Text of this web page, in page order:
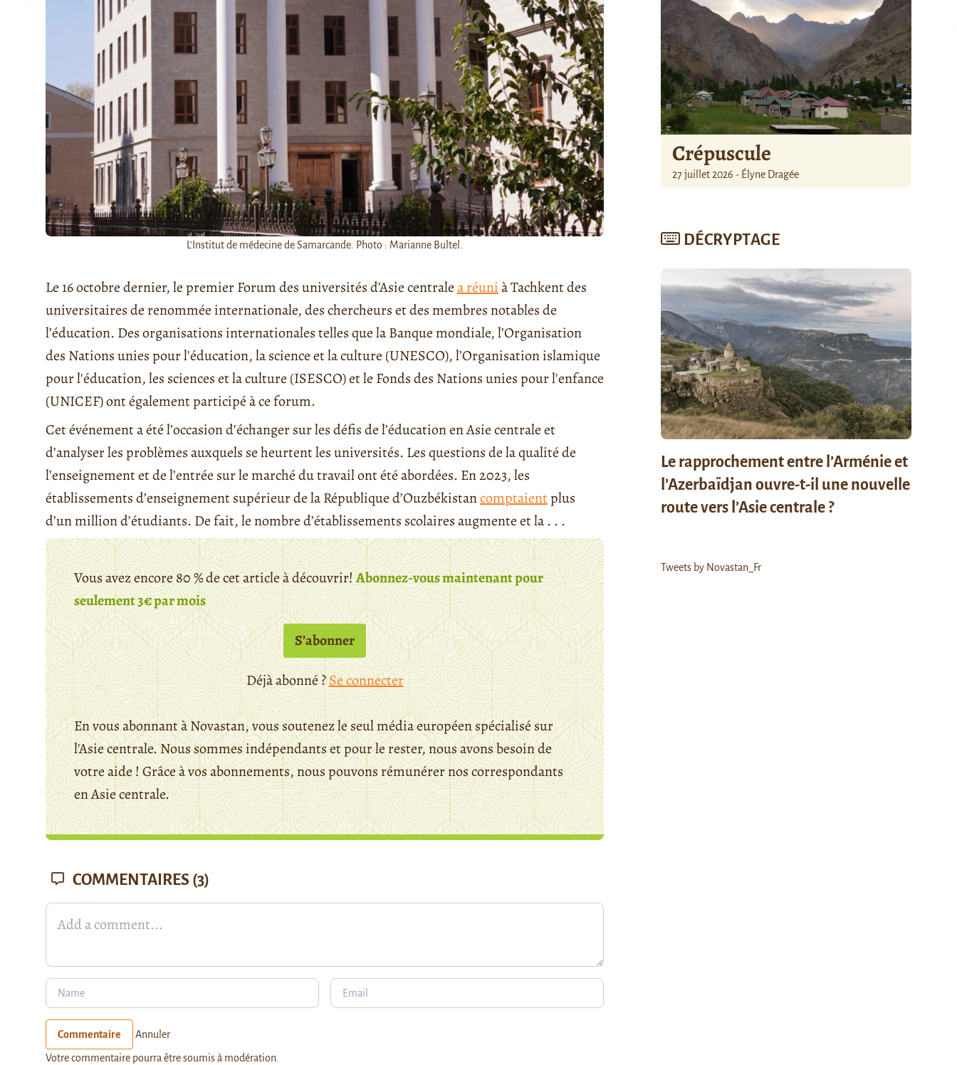
L'Institut de médecine de Samarcande. Photo : Marianne Bultel.
Le 16 octobre dernier, le premier Forum des universités d’Asie centralea réunià Tachkent des
universitaires de renommée internationale, des chercheurs et des membres notables de
l’éducation. Des organisations internationales telles que la Banque mondiale, l’Organisation
des Nations unies pour l'éducation, la science et la culture (UNESCO), l’Organisation islamique
pour l'éducation, les sciences et la culture (ISESCO) et le Fonds des Nations unies pour l'enfance
(UNICEF) ont également participé à ce forum.
Cet événement a été l’occasion d’échanger sur les défis de l’éducation en Asie centrale et
d’analyser les problèmes auxquels se heurtent les universités. Les questions de la qualité de
l’enseignement et de l’entrée sur le marché du travail ont été abordées. En 2023, les
établissements d’enseignement supérieur de la République d’Ouzbékistancomptaientplus
d’un million d’étudiants. De fait, le nombre d’établissements scolaires augmente et la . . .
Vous avez encore 80 % de cet article à découvrir!Abonnez-vous maintenant pour
seulement 3€ par mois
S’abonner
Déjà abonné ?Se connecter
En vous abonnant à Novastan, vous soutenez le seul média européen spécialisé sur
l'Asie centrale. Nous sommes indépendants et pour le rester, nous avons besoin de
votre aide ! Grâce à vos abonnements, nous pouvons rémunérer nos correspondants
en Asie centrale.
Crépuscule
27 juillet 2026 - Élyne Dragée
DÉCRYPTAGE
Le rapprochement entre l’Arménie et
l’Azerbaïdjan ouvre-t-il une nouvelle
route vers l’Asie centrale ?
Tweets by Novastan_Fr
COMMENTAIRES (3)
Commentaire Annuler
Votre commentaire pourra être soumis à modération.